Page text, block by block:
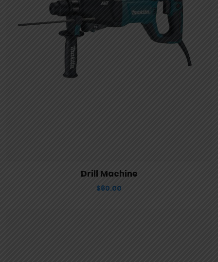
View DetailsDrill Machine
$60.00